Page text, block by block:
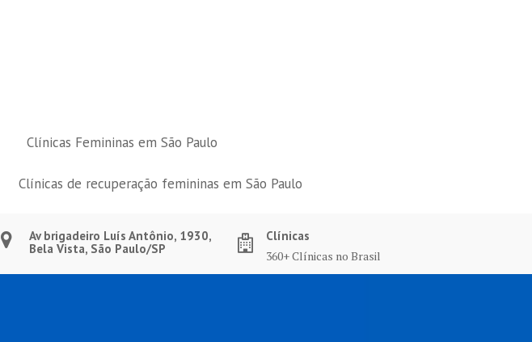
Clínicas Femininas em São Paulo
Clínicas de recuperação femininas em São Paulo
Av brigadeiro Luís Antônio, 1930,
Bela Vista, São Paulo/SP
Clínicas
360+ Clínicas no Brasil